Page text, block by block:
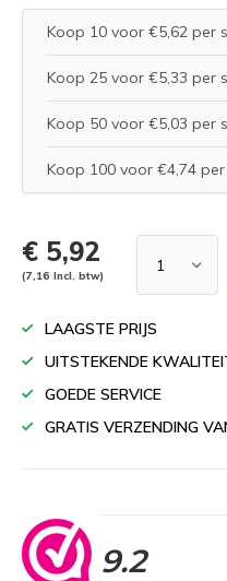
Koop 10 voor €5,62 per
Koop 25 voor €5,33 per
Koop 50 voor €5,03 per
Koop 100 voor €4,74
€ 5,92
(7,16 Incl. btw)
LAAGSTE PRIJS
UITSTEKENDE
GOEDE SERVICE
GRATIS VERZENDING
9.2